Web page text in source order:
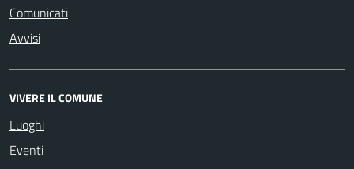
Comunicati
Avvisi
VIVERE IL COMUNE
Luoghi
Eventi